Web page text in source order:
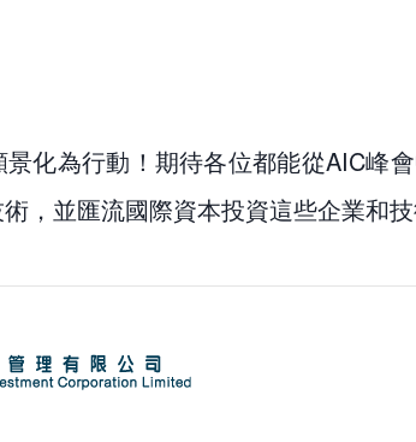
化為行動！期待各位都能從AIC峰
，並匯流國際資本投資這些企業和技